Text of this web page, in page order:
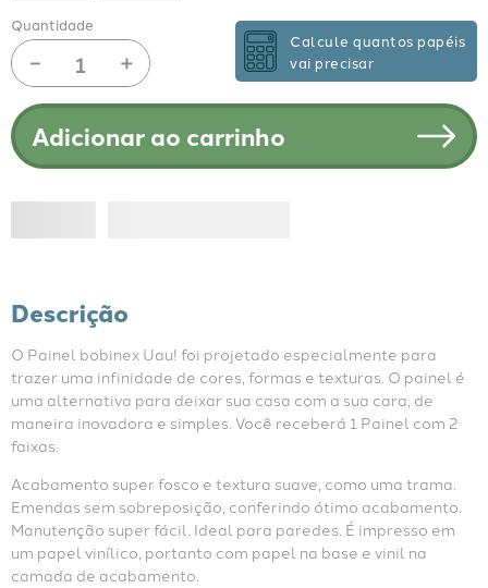
Quantidade
＋
－
Calcule quantos papéis
vai precisar
Adicionar ao carrinho
Descrição
O Painel bobinex Uau! foi projetado especialmente para
trazer uma infinidade de cores, formas e texturas. O painel é
uma alternativa para deixar sua casa com a sua cara, de
maneira inovadora e simples. Você receberá 1 Painel com 2
faixas.
Acabamento super fosco e textura suave, como uma trama.
Emendas sem sobreposição, conferindo ótimo acabamento.
Manutenção super fácil. Ideal para paredes. É impresso em
um papel vinílico, portanto com papel na base e vinil na
camada de acabamento.